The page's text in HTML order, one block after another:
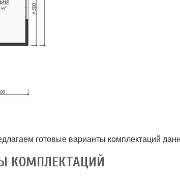
готовые варианты комплектаций
КОМПЛЕКТАЦИЙ